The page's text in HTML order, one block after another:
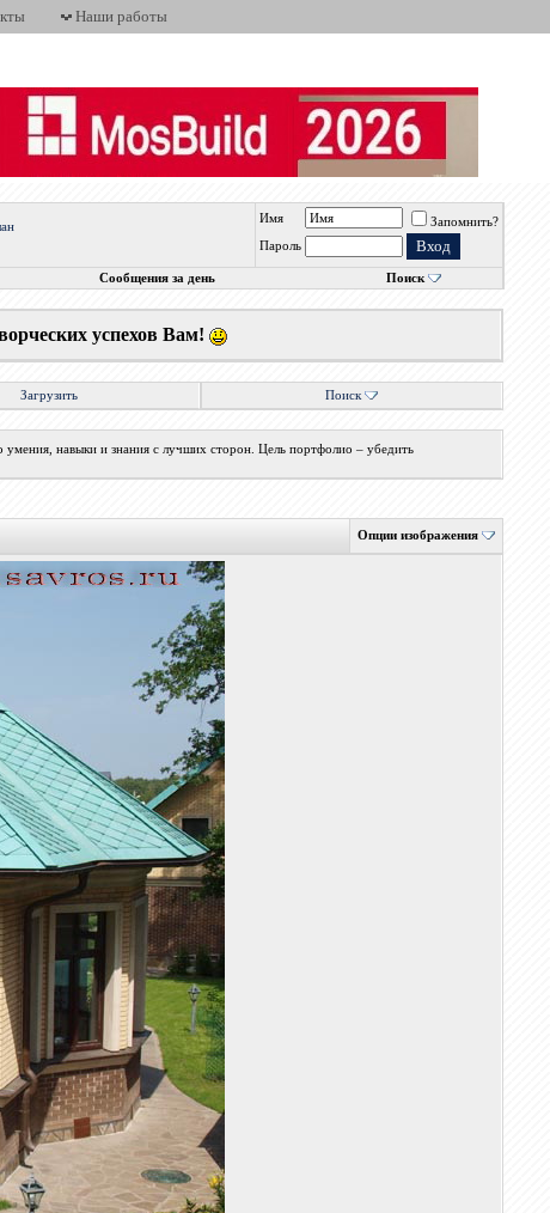
Наши работы
Имя
Запомнить?
Пароль
Сообщения за день Поиск
успехов Вам!
Загрузить Поиск
навыки и знания с лучших сторон. Цель портфолио – убедить
Опции изображения